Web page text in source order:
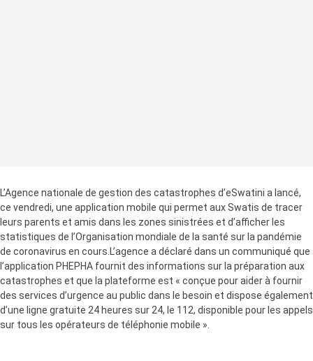
L’Agence nationale de gestion des catastrophes d’eSwatini a lancé,
ce vendredi, une application mobile qui permet aux Swatis de tracer
leurs parents et amis dans les zones sinistrées et d’afficher les
statistiques de l’Organisation mondiale de la santé sur la pandémie
de coronavirus en cours.L’agence a déclaré dans un communiqué que
l’application PHEPHA fournit des informations sur la préparation aux
catastrophes et que la plateforme est « conçue pour aider à fournir
des services d’urgence au public dans le besoin et dispose également
d’une ligne gratuite 24 heures sur 24, le 112, disponible pour les appels
sur tous les opérateurs de téléphonie mobile ».